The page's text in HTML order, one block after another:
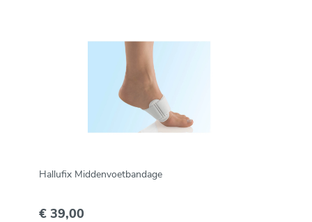
Hallufix Middenvoetbandage
€ 39,00